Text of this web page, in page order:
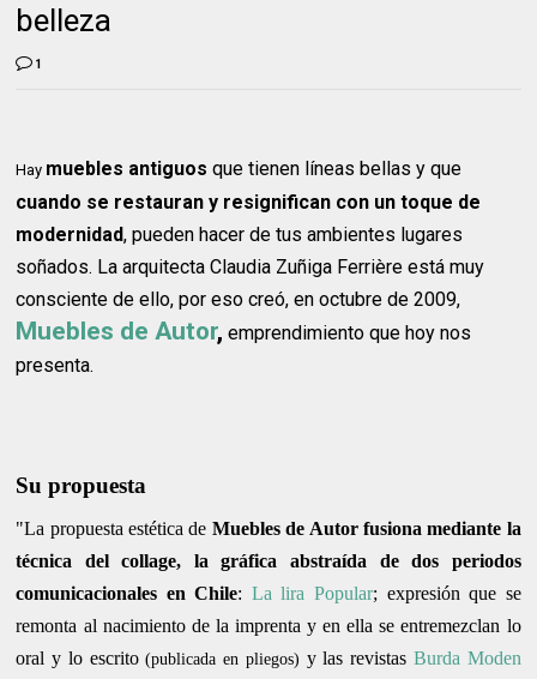
belleza
1
Hay muebles antiguos que tienen líneas bellas y que
cuando se restauran y resignifican con un toque de
modernidad, pueden hacer de tus ambientes lugares
soñados. La arquitecta Claudia Zuñiga Ferrière está muy
consciente de ello, por eso creó, en octubre de 2009,
Muebles de Autor, emprendimiento que hoy nos
presenta.
Su propuesta
"La propuesta estética de Muebles de Autor fusiona mediante la
técnica del collage, la gráfica abstraída de dos periodos
comunicacionales en Chile: La lira Popular; expresión que se
remonta al nacimiento de la imprenta y en ella se entremezclan lo
oral y lo escrito(publicada en pliegos) y las revistas Burda Moden